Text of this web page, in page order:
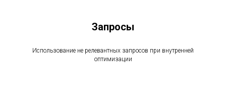
Запросы
Использование не релевантных запросов при внутренней
оптимизации